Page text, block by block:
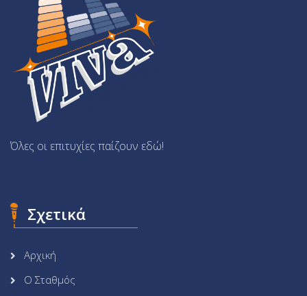
Όλες οι επιτυχίες παίζουν εδώ!
Σχετικά
Αρχική
Ο Σταθμός